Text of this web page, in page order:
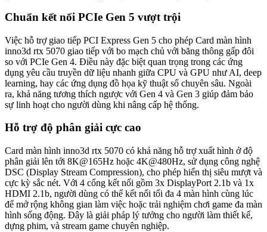
Chuẩn kết nối PCIe Gen 5 vượt trội
Việc hỗ trợ giao tiếp PCI Express Gen 5 cho phép Card màn hình
inno3d rtx 5070 giao tiếp với bo mạch chủ với băng thông gấp đôi
so với PCIe Gen 4. Điều này đặc biệt quan trọng trong các ứng
dụng yêu cầu truyền dữ liệu nhanh giữa CPU và GPU như AI, deep
learning, hay các ứng dụng đồ họa kỹ thuật số chuyên sâu. Ngoài
ra, khả năng tương thích ngược với Gen 4 và Gen 3 giúp đảm bảo
sự linh hoạt cho người dùng khi nâng cấp hệ thống.
Hỗ trợ độ phân giải cực cao
Card màn hình inno3d rtx 5070 có khả năng hỗ trợ xuất hình ở độ
phân giải lên tới 8K@165Hz hoặc 4K@480Hz, sử dụng công nghệ
DSC (Display Stream Compression), cho phép hiển thị siêu mượt và
cực kỳ sắc nét. Với 4 cổng kết nối gồm 3x DisplayPort 2.1b và 1x
HDMI 2.1b, người dùng có thể kết nối tối đa 4 màn hình cùng lúc
để mở rộng không gian làm việc hoặc trải nghiệm chơi game đa màn
hình sống động. Đây là giải pháp lý tưởng cho người làm thiết kế,
dựng phim, và stream game chuyên nghiệp.